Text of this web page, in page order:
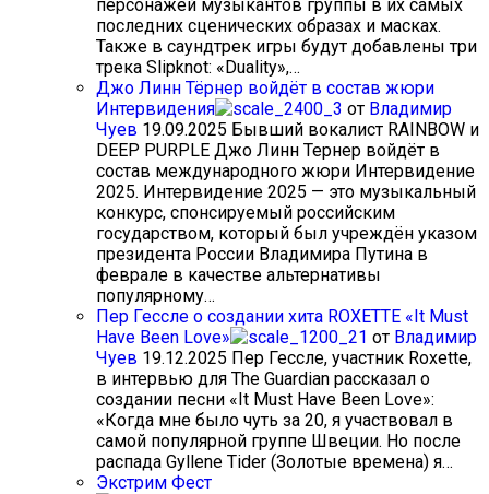
персонажей музыкантов группы в их самых
последних сценических образах и масках.
Также в саундтрек игры будут добавлены три
трека Slipknot: «Duality»,…
Джо Линн Тёрнер войдёт в состав жюри
Интервидения
от Владимир
Чуев 19.09.2025 Бывший вокалист RAINBOW и
DEEP PURPLE Джо Линн Тернер войдёт в
состав международного жюри Интервидение
2025. Интервидение 2025 — это музыкальный
конкурс, спонсируемый российским
государством, который был учреждён указом
президента России Владимира Путина в
феврале в качестве альтернативы
популярному…
Пер Гессле о создании хита ROXETTE «It Must
Have Been Love»
от Владимир
Чуев 19.12.2025 Пер Гессле, участник Roxette,
в интервью для The Guardian рассказал о
создании песни «It Must Have Been Love»:
«Когда мне было чуть за 20, я участвовал в
самой популярной группе Швеции. Но после
распада Gyllene Tider (Золотые времена) я…
Экстрим Фест